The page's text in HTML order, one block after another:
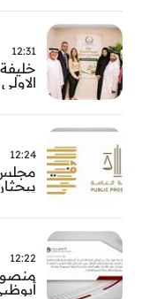
12:31
12:24
مجلس
12:22